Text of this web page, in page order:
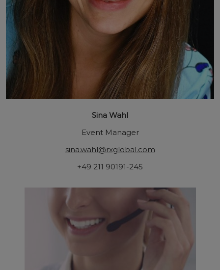
Sina Wahl
Event Manager
sina.wahl@rxglobal.com
+49 211 90191-245